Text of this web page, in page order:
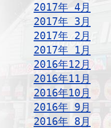
2017年 4月
2017年 3月
2017年 2月
2017年 1月
2016年12月
2016年11月
2016年10月
2016年 9月
2016年 8月